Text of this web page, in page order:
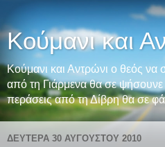
Κούμανι και
Κούμανι και Αντρώνι ο θεός να
από τη Γιάρμενα θα σε
περάσεις από τη Δίβρη θα σε
ΔΕΥΤΈΡΑ 30 ΑΥΓΟΎΣΤΟΥ 2010